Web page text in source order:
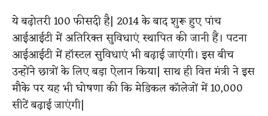
ये बढ़ोतरी 100 फीसदी है| 2014 के बाद शुरू हुए पांच
आईआईटी में अतिरिक्त सुविधाएं स्थापित की जानी हैं। पटना
आईआईटी में हॉस्टल सुविधाएं भी बढ़ाई जाएंगी। इस बीच
उन्होंने छात्रों के लिए बड़ा ऐलान किया| साथ ही वित्त मंत्री ने इस
मौके पर यह भी घोषणा की कि मेडिकल कॉलेजों में 10,000
सीटें बढ़ाई जाएंगी|